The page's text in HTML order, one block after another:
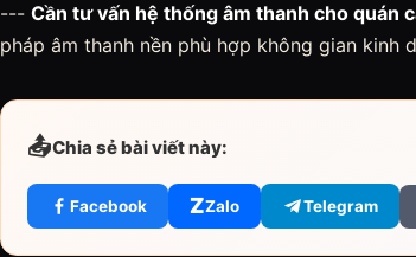
--- Cần tư vấn hệ thống âm thanh cho quán
pháp âm thanh nền phù hợp không gian kinh
📤Chia sẻ bài viết này:
Facebook ZZalo Telegram